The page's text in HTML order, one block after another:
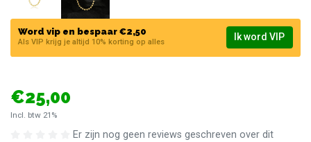
Word vip en bespaar €2,50
Als VIP krijg je altijd 10% korting op alles Ik word VIP
€25,00
Incl. btw 21%
Er zijn nog geen reviews geschreven over dit